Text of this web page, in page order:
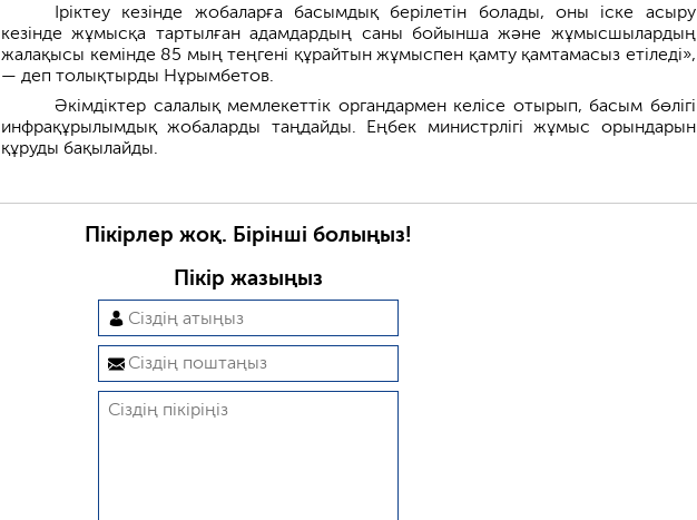
Іріктеу кезінде жобаларға басымдық берілетін болады, оны іске асыру
кезінде жұмысқа тартылған адамдардың саны бойынша және жұмысшылардың
жалақысы кемінде 85 мың теңгені құрайтын жұмыспен қамту қамтамасыз етіледі»,
— деп толықтырды Нұрымбетов.
Әкімдіктер салалық мемлекеттік органдармен келісе отырып, басым бөлігі
инфрақұрылымдық жобаларды таңдайды. Еңбек министрлігі жұмыс орындарын
құруды бақылайды.
Пікірлер жоқ. Бірінші болыңыз!
Пікір жазыңыз